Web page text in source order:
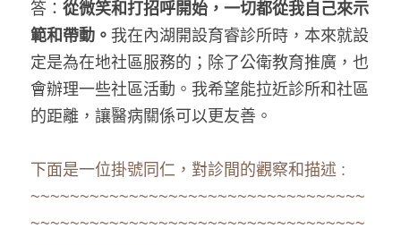
答： 從微笑和打招呼開始，一切都從我自己來示
範和帶動。 我在內湖開設育睿診所時，本來就設
定是為在地社區服務的；除了公衛教育推廣，也
會辦理一些社區活動。我希望能拉近診所和社區
的距離，讓醫病關係可以更友善。
下面是一位掛號同仁，對診間的觀察和描述 :
~~~~~~~~~~~~~~~~~~~~~~~~~~~~~~~~~~
~~~~~~~~~~~~~~~~~~~~~~~~~~~~~~~~~~